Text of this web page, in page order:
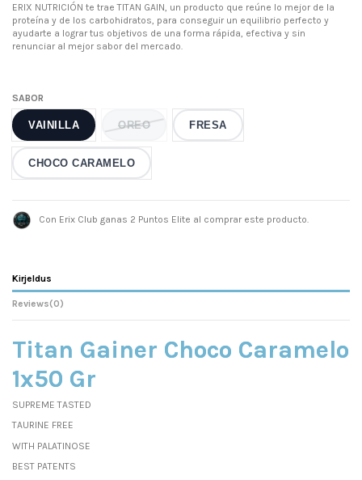
ERIX NUTRICIÓN te trae TITAN GAIN, un producto que reúne lo mejor de la
proteína y de los carbohidratos, para conseguir un equilibrio perfecto y
ayudarte a lograr tus objetivos de una forma rápida, efectiva y sin
renunciar al mejor sabor del mercado.
SABOR
VAINILLA OREO FRESA
CHOCO CARAMELO
Con Erix Club ganas 2 Puntos Elite al comprar este producto.
Kirjeldus
Reviews(0)
Titan Gainer Choco Caramelo
1x50 Gr
SUPREME TASTED
TAURINE FREE
WITH PALATINOSE
BEST PATENTS